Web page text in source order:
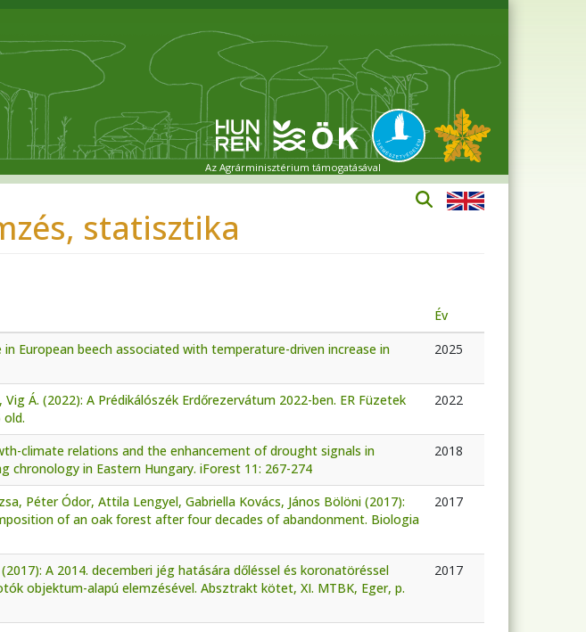
Az Agrárminisztérium támogatásával
statisztika
Év
European beech associated with temperature-driven increase in
2025
Á. (2022): A Prédikálószék Erdőrezervátum 2022-ben. ER Füzetek
2022
climate relations and the enhancement of drought signals in
chronology in Eastern Hungary. iForest 11: 267-274
2018
Péter Ódor, Attila Lengyel, Gabriella Kovács, János Bölöni (2017):
of an oak forest after four decades of abandonment. Biologia
2017
A 2014. decemberi jég hatására dőléssel és koronatöréssel
objektum-alapú elemzésével. Absztrakt kötet, XI. MTBK, Eger, p.
2017